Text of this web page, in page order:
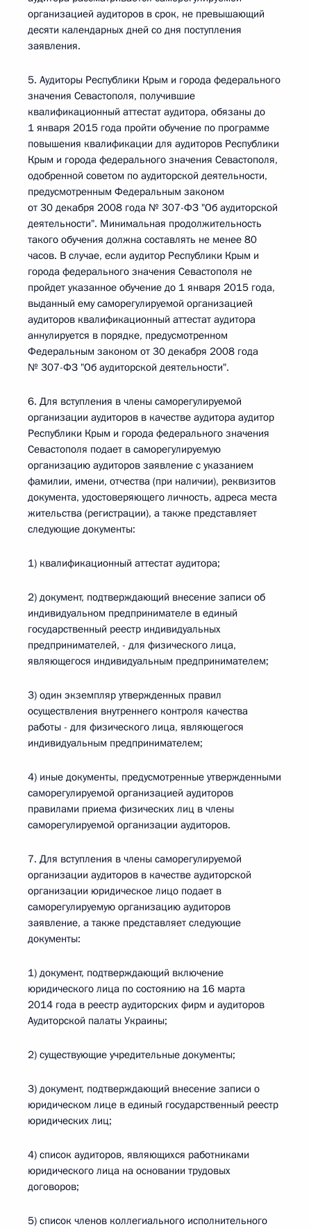
организацией аудиторов в срок, не превышающий
десяти календарных дней со дня поступления
заявления.
5. Аудиторы Республики Крым и города федерального
значения Севастополя, получившие
квалификационный аттестат аудитора, обязаны до
1 января 2015 года пройти обучение по программе
повышения квалификации для аудиторов Республики
Крым и города федерального значения Севастополя,
одобренной советом по аудиторской деятельности,
предусмотренным Федеральным законом
от 30 декабря 2008 года № 307-ФЗ "Об аудиторской
деятельности". Минимальная продолжительность
такого обучения должна составлять не менее 80
часов. В случае, если аудитор Республики Крым и
города федерального значения Севастополя не
пройдет указанное обучение до 1 января 2015 года,
выданный ему саморегулируемой организацией
аудиторов квалификационный аттестат аудитора
аннулируется в порядке, предусмотренном
Федеральным законом от 30 декабря 2008 года
№ 307-ФЗ "Об аудиторской деятельности".
6. Для вступления в члены саморегулируемой
организации аудиторов в качестве аудитора аудитор
Республики Крым и города федерального значения
Севастополя подает в саморегулируемую
организацию аудиторов заявление с указанием
фамилии, имени, отчества (при наличии), реквизитов
документа, удостоверяющего личность, адреса места
жительства (регистрации), а также представляет
следующие документы:
1) квалификационный аттестат аудитора;
2) документ, подтверждающий внесение записи об
индивидуальном предпринимателе в единый
государственный реестр индивидуальных
предпринимателей, - для физического лица,
являющегося индивидуальным предпринимателем;
3) один экземпляр утвержденных правил
осуществления внутреннего контроля качества
работы - для физического лица, являющегося
индивидуальным предпринимателем;
4) иные документы, предусмотренные утвержденными
саморегулируемой организацией аудиторов
правилами приема физических лиц в члены
саморегулируемой организации аудиторов.
7. Для вступления в члены саморегулируемой
организации аудиторов в качестве аудиторской
организации юридическое лицо подает в
саморегулируемую организацию аудиторов
заявление, а также представляет следующие
документы:
1) документ, подтверждающий включение
юридического лица по состоянию на 16 марта
2014 года в реестр аудиторских фирм и аудиторов
Аудиторской палаты Украины;
2) существующие учредительные документы;
3) документ, подтверждающий внесение записи о
юридическом лице в единый государственный реестр
юридических лиц;
4) список аудиторов, являющихся работниками
юридического лица на основании трудовых
договоров;
5) список членов коллегиального исполнительного